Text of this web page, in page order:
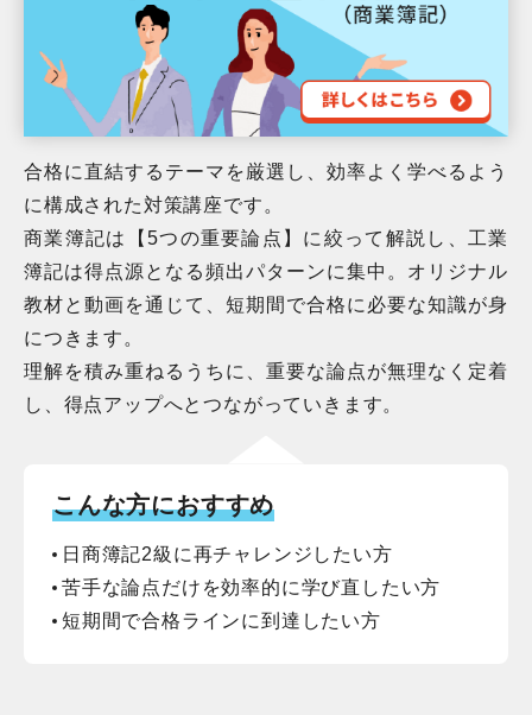
合格に直結するテーマを厳選し、効率よく学べるよう
に構成された対策講座です。
商業簿記は【5つの重要論点】に絞って解説し、工業
簿記は得点源となる頻出パターンに集中。オリジナル
教材と動画を通じて、短期間で合格に必要な知識が身
につきます。
理解を積み重ねるうちに、重要な論点が無理なく定着
し、得点アップへとつながっていきます。
こんな方におすすめ
日商簿記2級に再チャレンジしたい方
苦手な論点だけを効率的に学び直したい方
短期間で合格ラインに到達したい方